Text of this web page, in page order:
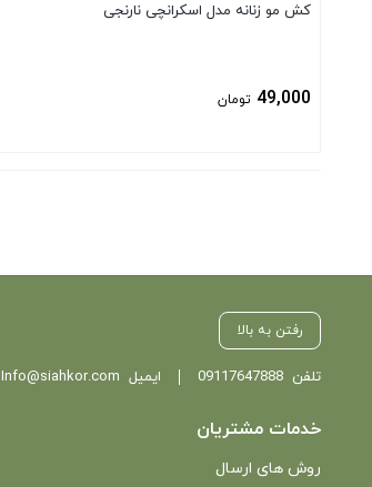
کش مو زنانه مدل اسکرانچی نارنجی
49,000 تومان
رفتن به بالا
تلفن09117647888 ایمیل Info@siahkor.com
خدمات مشتریان
روش های ارسال